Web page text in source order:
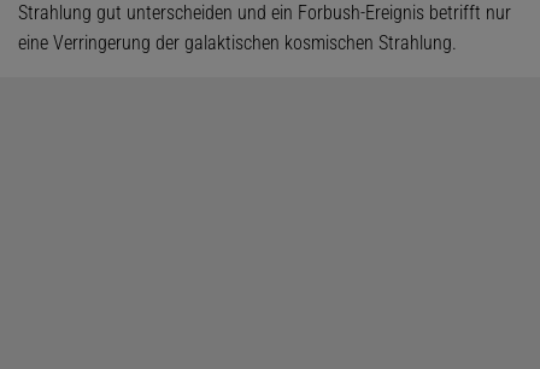
Strahlung gut unterscheiden und ein Forbush-Ereignis betrifft nur
eine Verringerung der galaktischen kosmischen Strahlung.